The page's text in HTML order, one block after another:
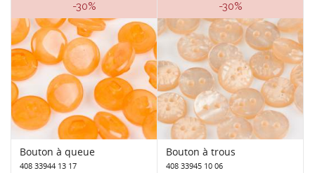
-30%
Bouton à queue
408 33944 13 17
-30%
Bouton à trous
408 33945 10 06